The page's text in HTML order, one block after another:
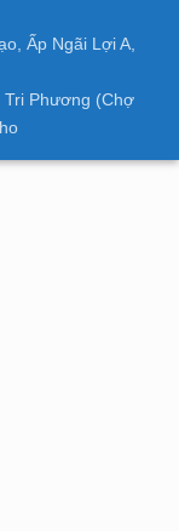
Ấp Ngãi Lợi A,
Tri Phương (Chợ